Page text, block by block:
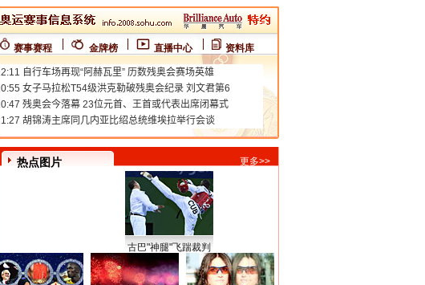
赛事赛程 金牌榜 直播中心 资料库
热点图片 更多>>
古巴"神腿"飞踹裁判